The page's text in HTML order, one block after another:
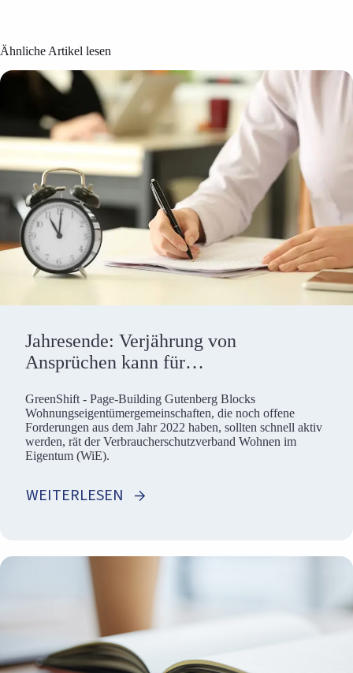
Ähnliche Artikel lesen
Jahresende: Verjährung von
Ansprüchen kann für
teuer werden
GreenShift - Page-Building Gutenberg Blocks
Wohnungseigentümergemeinschaften, die noch offene
Forderungen aus dem Jahr 2022 haben, sollten schnell aktiv
werden, rät der Verbraucherschutzverband Wohnen im
Eigentum (WiE).
WEITERLESEN